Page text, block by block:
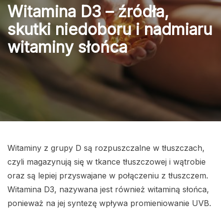
Witamina D3 – źródła,
skutki niedoboru i nadmiaru
witaminy słońca
Witaminy z grupy D są rozpuszczalne w tłuszczach,
czyli magazynują się w tkance tłuszczowej i wątrobie
oraz są lepiej przyswajane w połączeniu z tłuszczem.
Witamina D3, nazywana jest również witaminą słońca,
ponieważ na jej syntezę wpływa promieniowanie UVB.